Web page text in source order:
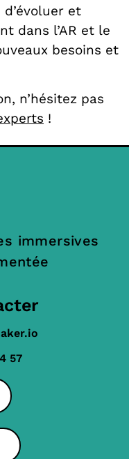
et
dans l’AR et le
besoins et
n’hésitez pas
!
immersives
57